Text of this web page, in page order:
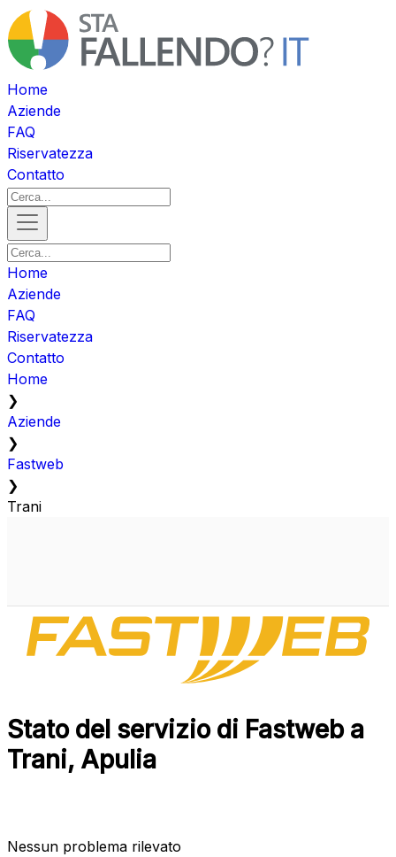
Home
Aziende
FAQ
Riservatezza
Contatto
Home
Aziende
FAQ
Riservatezza
Contatto
Home
❯
Aziende
❯
Fastweb
❯
Trani
Stato del servizio di Fastweb a
Trani, Apulia
Nessun problema rilevato